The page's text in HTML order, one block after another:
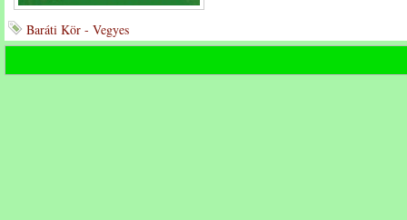
Baráti Kör - Vegyes